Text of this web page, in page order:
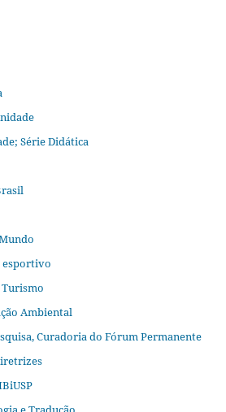
Série Didática
esportivo
Turismo
Ambiental
Curadoria do Fórum Permanente